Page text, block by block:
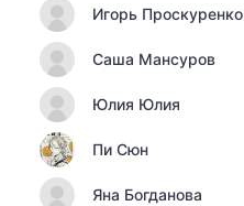
Игорь Проскуренко
Саша Мансуров
Юлия Юлия
Пи Сюн
Яна Богданова